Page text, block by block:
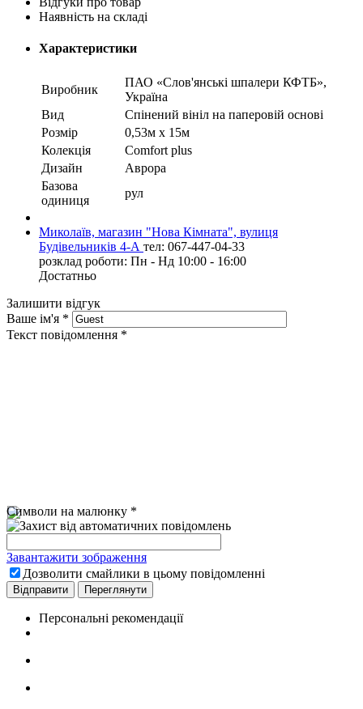
Наявність на складі
Характеристики
Виробник
ПАО «Слов'янські шпалери КФТБ»,
Україна
Вид
Cпінений вініл на паперовій основі
Розмір
0,53м х 15м
Колекція
Comfort plus
Дизайн
Аврора
Базова
одиниця
рул
Миколаїв, магазин "Нова Кімната", вулиця
Будівельників 4-А тел: 067-447-04-33
розклад роботи: Пн - Нд 10:00 - 16:00
Достатньо
Залишити відгук
Ваше ім'я *
Текст повідомлення *
Символи на малюнку *
Завантажити зображення
Дозволити смайлики в цьому повідомленні
Персональні рекомендації